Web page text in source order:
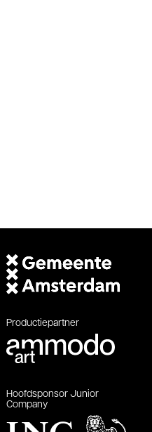
Productiepartner
Hoofdsponsor Junior
Company